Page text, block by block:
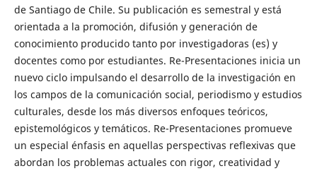
de Santiago de Chile. Su publicación es semestral y está
orientada a la promoción, difusión y generación de
conocimiento producido tanto por investigadoras (es) y
docentes como por estudiantes. Re-Presentaciones inicia un
nuevo ciclo impulsando el desarrollo de la investigación en
los campos de la comunicación social, periodismo y estudios
culturales, desde los más diversos enfoques teóricos,
epistemológicos y temáticos. Re-Presentaciones promueve
un especial énfasis en aquellas perspectivas reflexivas que
abordan los problemas actuales con rigor, creatividad y